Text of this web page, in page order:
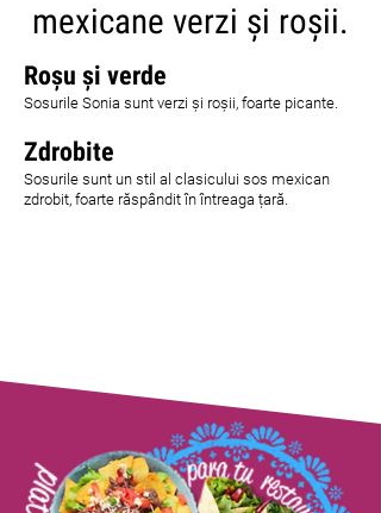
mexicane verzi și roșii.
Roșu și verde
Sosurile Sonia sunt verzi și roșii, foarte picante.
Zdrobite
Sosurile sunt un stil al clasicului sos mexican
zdrobit, foarte răspândit în întreaga țară.